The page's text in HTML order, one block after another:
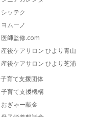
シッテク
ヨムーノ
医師監修.com
産後ケアサロン ひより青山
産後ケアサロン ひより芝浦
子育て支援団体
子育て支援機構
おぎゃー献金